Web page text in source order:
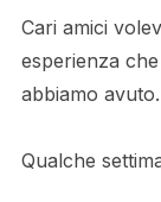
Cari amici
esperienza
abbiamo avuto.
Qualche